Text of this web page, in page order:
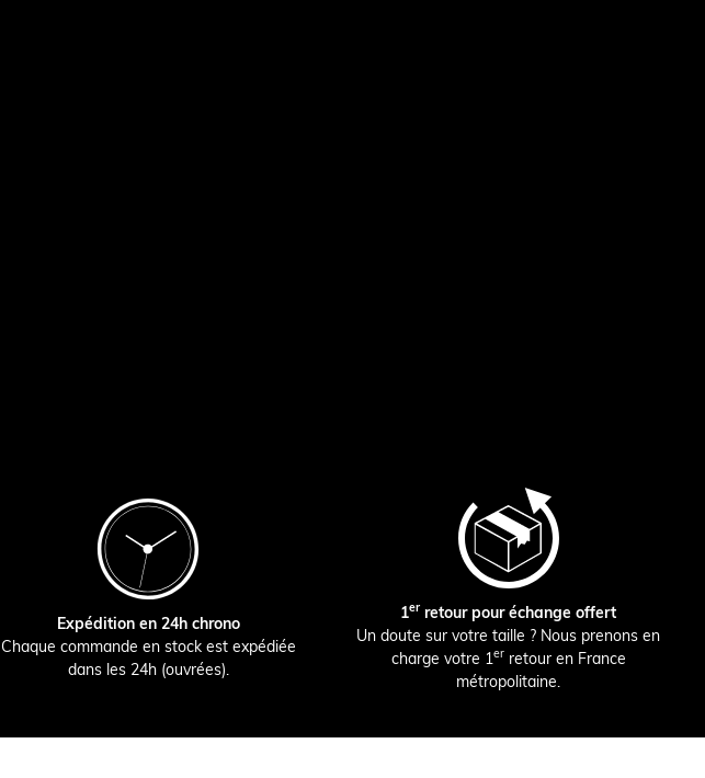
Expédition en 24h chrono
Chaque commande en stock est expédiée
dans les 24h (ouvrées).
1er retour pour échange offert
Un doute sur votre taille ? Nous prenons en
charge votre 1erretour en France
métropolitaine.